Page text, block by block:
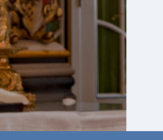
Ev. Jugend Elmshorn